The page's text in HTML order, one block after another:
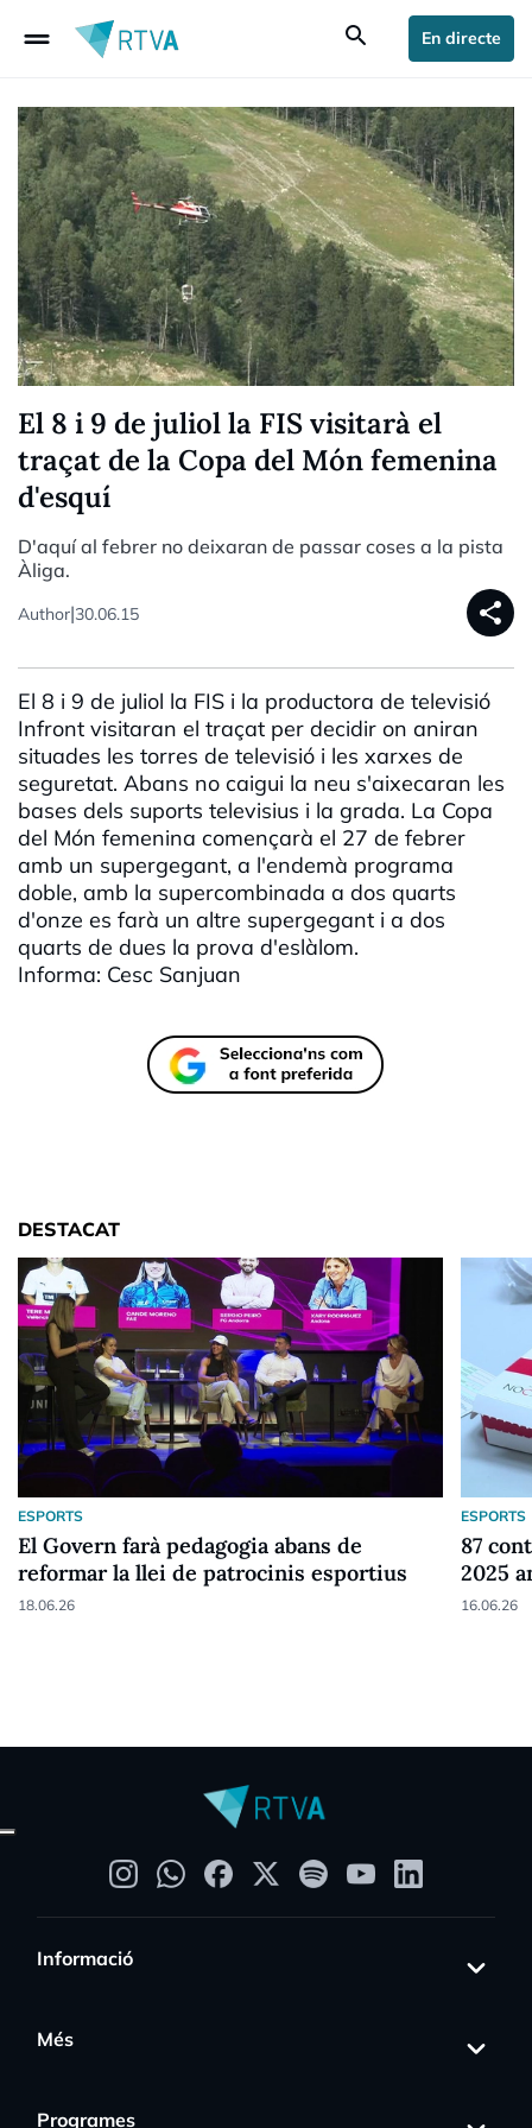
drag_handle search En directe
El 8 i 9 de juliol la FIS visitarà el
traçat de la Copa del Món femenina
d'esquí
D'aquí al febrer no deixaran de passar coses a la pista
Àliga.
Author|30.06.15 share
El 8 i 9 de juliol la FIS i la productora de televisió
Infront visitaran el traçat per decidir on aniran
situades les torres de televisió i les xarxes de
seguretat. Abans no caigui la neu s'aixecaran les
bases dels suports televisius i la grada. La Copa
del Món femenina començarà el 27 de febrer
amb un supergegant, a l'endemà programa
doble, amb la supercombinada a dos quarts
d'onze es farà un altre supergegant i a dos
quarts de dues la prova d'eslàlom.
Informa: Cesc Sanjuan
DESTACAT
ESPORTS
El Govern farà pedagogia abans de
reformar la llei de patrocinis esportius
18.06.26
ESPORTS
87
2025
16.06.26
Informació
Més
Programes